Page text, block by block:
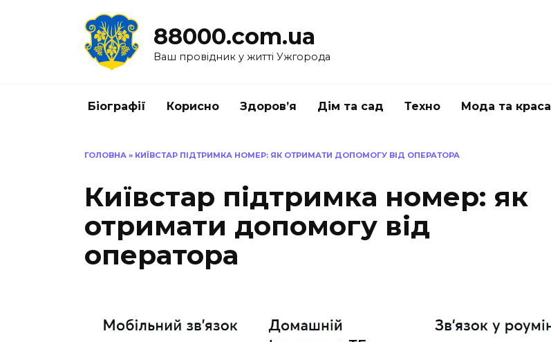
88000.com.ua
Ваш провідник у житті Ужгорода
Біографії Корисно Здоров’я Дім та сад Техно Мода та краса
ГОЛОВНА » КИЇВСТАР ПІДТРИМКА НОМЕР: ЯК ОТРИМАТИ ДОПОМОГУ ВІД ОПЕРАТОРА
Київстар підтримка номер: як
отримати допомогу від
оператора